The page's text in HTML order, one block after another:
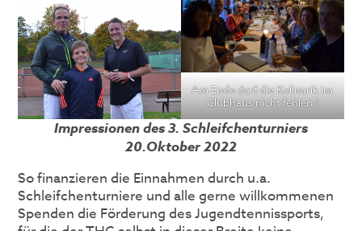
Am Ende darf die Kulinarik im
Clubhaus nicht fehlen !
Impressionen des 3. Schleifchenturniers
20.Oktober 2022
So finanzieren die Einnahmen durch u.a.
Schleifchenturniere und alle gerne willkommenen
Spenden die Förderung des Jugendtennissports,